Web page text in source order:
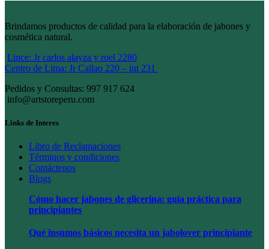
Brindamos productos de calidad para la elaboración de jabones y
cosmética natural.
Lince: Jr carlos alayza y roel 2280
Centro de Lima: Jr Callao 220 – int 231
Pedidos y Consultas: 997 917 624
info@artstoreperu.com
Links de Interes
Libro de Reclamaciones
Términos y condiciones
Contáctenos
Blogs
Cómo hacer jabones de glicerina: guía práctica para
principiantes
Qué insumos básicos necesita un jabolover principiante